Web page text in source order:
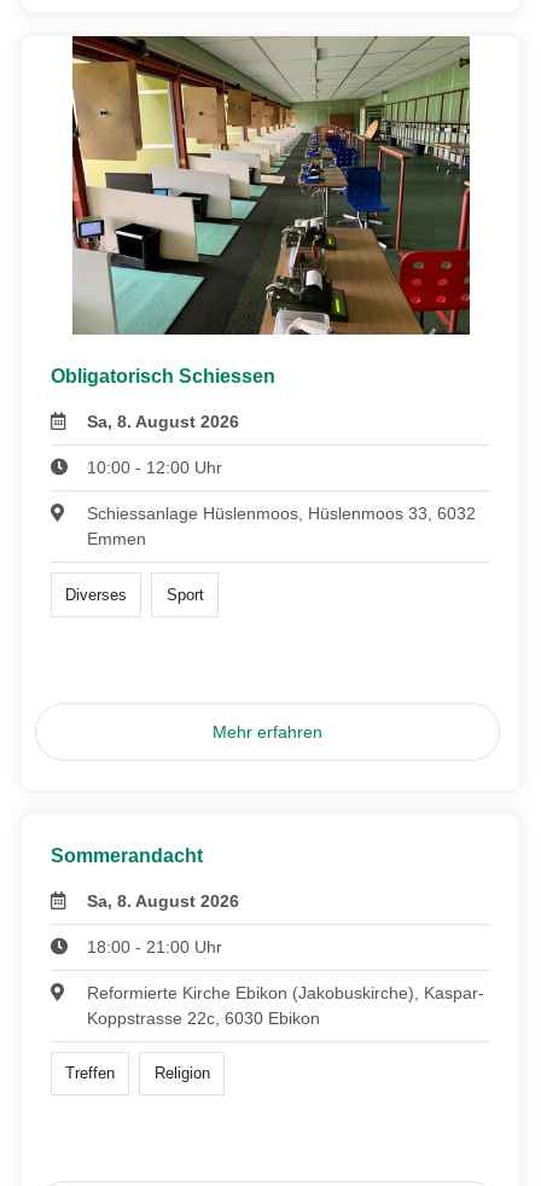
Obligatorisch Schiessen
Sa, 8. August 2026
10:00 - 12:00 Uhr
Schiessanlage Hüslenmoos, Hüslenmoos 33, 6032
Emmen
Diverses Sport
Mehr erfahren
Sommerandacht
Sa, 8. August 2026
18:00 - 21:00 Uhr
Reformierte Kirche Ebikon (Jakobuskirche), Kaspar-
Koppstrasse 22c, 6030 Ebikon
Treffen Religion